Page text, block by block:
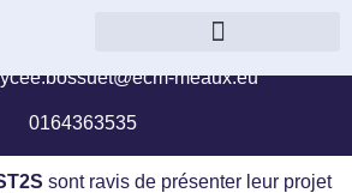
meaux.eu
0164363535
sont ravis de présenter leur projet